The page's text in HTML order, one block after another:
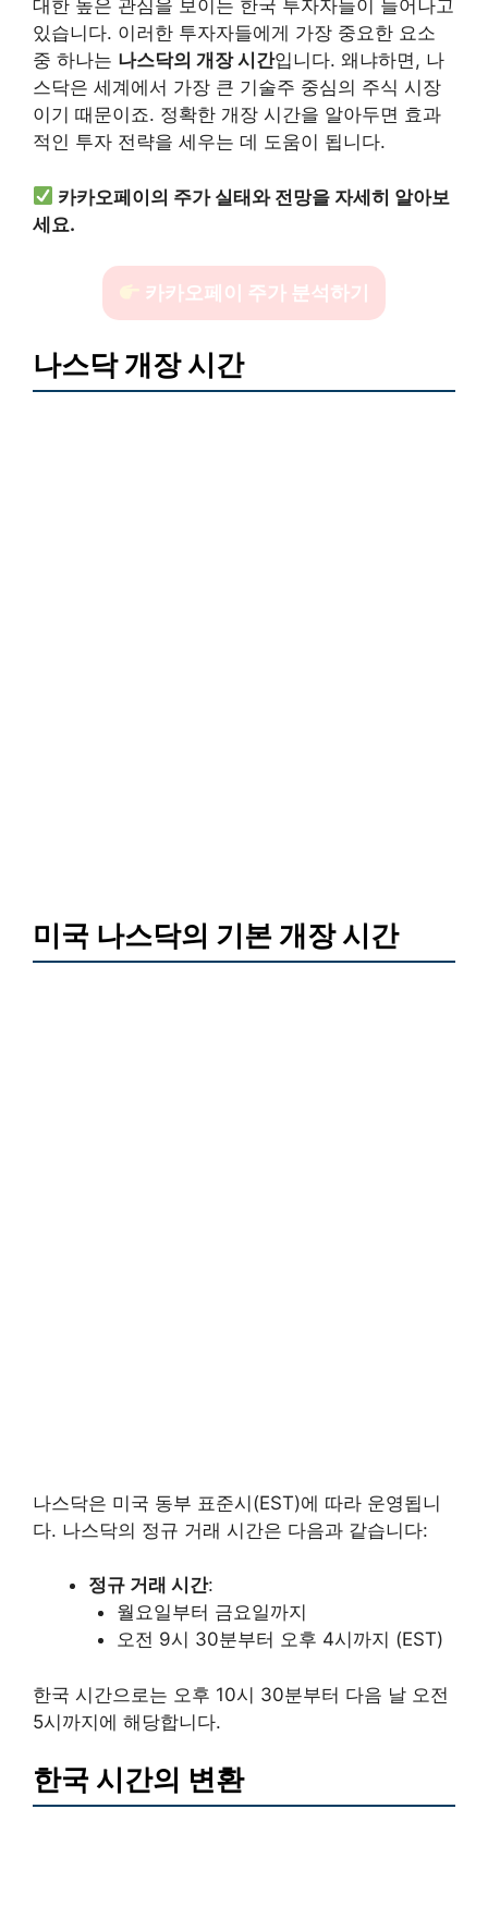
대한 높은 관심을 보이는 한국 투자자들이 늘어나고
있습니다. 이러한 투자자들에게 가장 중요한 요소
중 하나는 나스닥의 개장 시간입니다. 왜냐하면, 나
스닥은 세계에서 가장 큰 기술주 중심의 주식 시장
이기 때문이죠. 정확한 개장 시간을 알아두면 효과
적인 투자 전략을 세우는 데 도움이 됩니다.
카카오페이의 주가 실태와 전망을 자세히 알아보
세요.
카카오페이 주가 분석하기
나스닥 개장 시간
미국 나스닥의 기본 개장 시간
나스닥은 미국 동부 표준시(EST)에 따라 운영됩니
다. 나스닥의 정규 거래 시간은 다음과 같습니다:
정규 거래 시간:
월요일부터 금요일까지
오전 9시 30분부터 오후 4시까지 (EST)
한국 시간으로는 오후 10시 30분부터 다음 날 오전
5시까지에 해당합니다.
한국 시간의 변환